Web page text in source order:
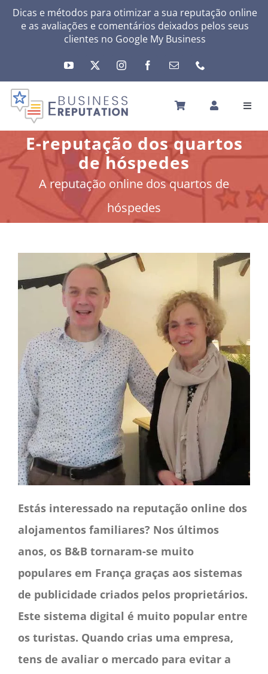
SkipDicas e métodos para otimizar a sua reputação online
e as avaliações e comentários deixados pelos seus
clientes no Google My Business
INÍCIO
A SUA REPUTAÇÃO
A SUA ATIVIDADE
MEUS SERVIÇOS
OUTRAS SOLUÇÕES
CONTACTO
A MINHA CONTA
SEARCH
FOR:
Português
E-reputação dos quartos
de hóspedes
A reputação online dos quartos de
hóspedes
Estás interessado na reputação online dos
alojamentos familiares? Nos últimos
anos, os B&B tornaram-se muito
populares em França graças aos sistemas
de publicidade criados pelos proprietários.
Este sistema digital é muito popular entre
os turistas. Quando crias uma empresa,
tens de avaliar o mercado para evitar a